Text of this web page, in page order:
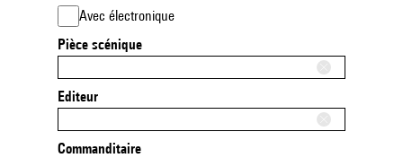
Avec électronique
Pièce scénique
Editeur
Commanditaire